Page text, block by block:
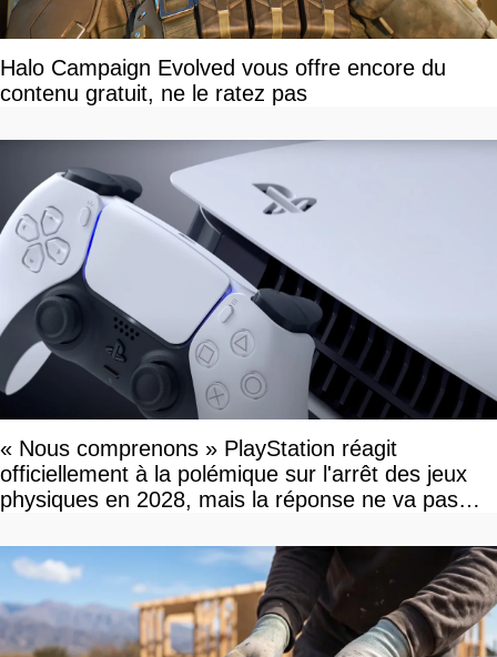
Halo Campaign Evolved vous offre encore du
contenu gratuit, ne le ratez pas
« Nous comprenons » PlayStation réagit
officiellement à la polémique sur l'arrêt des jeux
physiques en 2028, mais la réponse ne va pas